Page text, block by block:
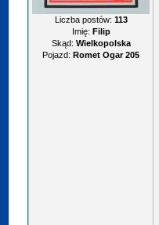
Liczba postów: 113
Imię: Filip
Skąd: Wielkopolska
Pojazd: Romet Ogar 205